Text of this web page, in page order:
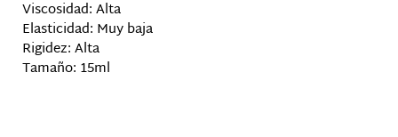
Viscosidad: Alta
Elasticidad: Muy baja
Rigidez: Alta
Tamaño: 15ml